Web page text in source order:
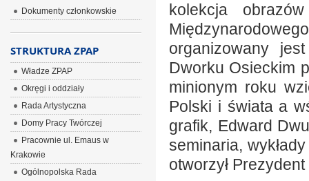
kolekcja
organizowany
Dworku Osieckim
minionym roku
Polski i świata a
grafik, Edward
seminaria,
otworzył
Dokumenty członkowskie
STRUKTURA ZPAP
Władze ZPAP
Okręgi i oddziały
Rada Artystyczna
Domy Pracy Twórczej
Pracownie ul. Emaus w
Krakowie
Ogólnopolska Rada